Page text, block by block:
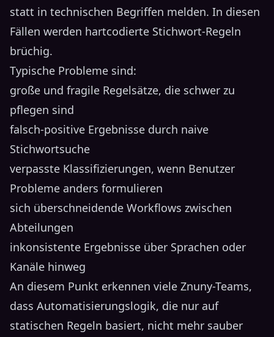
statt in technischen Begriffen melden. In diesen
Fällen werden hartcodierte Stichwort-Regeln
brüchig.
Typische Probleme sind:
große und fragile Regelsätze, die schwer zu
pflegen sind
falsch-positive Ergebnisse durch naive
Stichwortsuche
verpasste Klassifizierungen, wenn Benutzer
Probleme anders formulieren
sich überschneidende Workflows zwischen
Abteilungen
inkonsistente Ergebnisse über Sprachen oder
Kanäle hinweg
An diesem Punkt erkennen viele Znuny-Teams,
dass Automatisierungslogik, die nur auf
statischen Regeln basiert, nicht mehr sauber